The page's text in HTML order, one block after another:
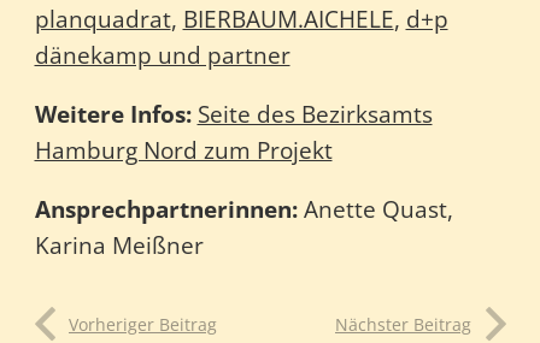
planquadrat, BIERBAUM.AICHELE, d+p
dänekamp und partner
Weitere Infos: Seite des Bezirksamts
Hamburg Nord zum Projekt
Ansprechpartnerinnen:Anette Quast,
Karina Meißner
Vorheriger Beitrag Nächster Beitrag